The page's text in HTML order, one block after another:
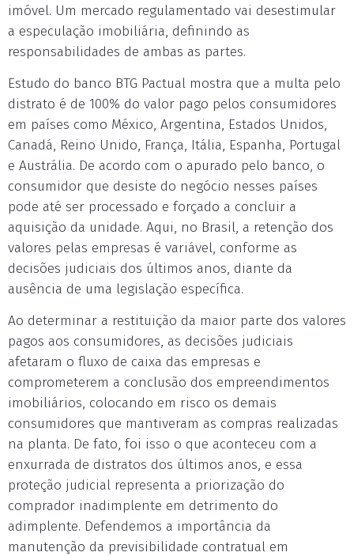
imóvel. Um mercado regulamentado vai desestimular
a especulação imobiliária, definindo as
responsabilidades de ambas as partes.
Estudo do banco BTG Pactual mostra que a multa pelo
distrato é de 100% do valor pago pelos consumidores
em países como México, Argentina, Estados Unidos,
Canadá, Reino Unido, França, Itália, Espanha, Portugal
e Austrália. De acordo com o apurado pelo banco, o
consumidor que desiste do negócio nesses países
pode até ser processado e forçado a concluir a
aquisição da unidade. Aqui, no Brasil, a retenção dos
valores pelas empresas é variável, conforme as
decisões judiciais dos últimos anos, diante da
ausência de uma legislação específica.
Ao determinar a restituição da maior parte dos valores
pagos aos consumidores, as decisões judiciais
afetaram o fluxo de caixa das empresas e
comprometerem a conclusão dos empreendimentos
imobiliários, colocando em risco os demais
consumidores que mantiveram as compras realizadas
na planta. De fato, foi isso o que aconteceu com a
enxurrada de distratos dos últimos anos, e essa
proteção judicial representa a priorização do
comprador inadimplente em detrimento do
adimplente. Defendemos a importância da
manutenção da previsibilidade contratual em